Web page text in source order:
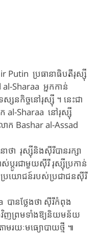
ប្រធានាធិបតី​​​រុស្ស៊ី​
Sharaa ​​អ្នកកាន់
នកិច្ច​នៅ​រុស្ស៊ី​ ។ ​នេះជា
Sharaa នៅ​រុស្ស៊ី​
ក​ Bashar al-Assad
ថា ​​រុស្ស៊ី​និង​ស៊ីរី​បាន​រក្សា​
ស់ប្តូរ​ជាមួយ​​ស៊ីរី​ រុស្ស៊ី​ប្រកាន់
រយោជន៍​របស់​ប្រជាជន​ស៊ីរី​
ាន​ថ្លែងថា ​​ស៊ីរី​កំពុង​
ងវិញ​ព្រមទាំង​ឱ្យ​និយមន័យ
មរយៈ​មធ្យោបាយ​ថ្មី ៕​​​